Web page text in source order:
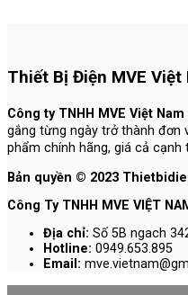
Thiết Bị Điện MVE Việt
Công ty TNHH MVE Việt Nam
gắng từng ngày trở thành đơn
phẩm chính hãng, giá cả cạnh
Bản quyền © 2023
Công Ty TNHH MVE VIỆT
Địa chỉ: Số 5B ngach
Hotline: 0949.653.895
Email: